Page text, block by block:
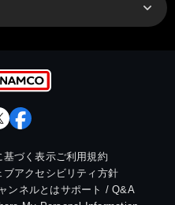
基づく表示ご利用規約
ブアクセシビリティ方針
ンネルとはサポート / Q&A